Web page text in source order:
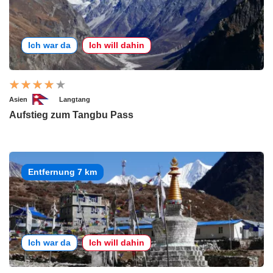
Ich war da Ich will dahin
Asien Langtang
Aufstieg zum Tangbu Pass
Entfernung 7 km
Ich war da Ich will dahin